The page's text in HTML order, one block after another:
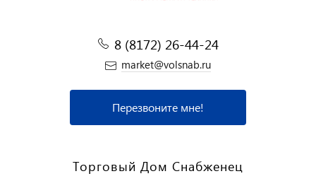
8 (8172) 26-44-24
market@volsnab.ru
Перезвоните мне!
Торговый Дом Снабженец